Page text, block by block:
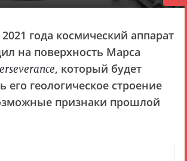
года космический аппарат
на поверхность Марса
, который будет
его геологическое строение
признаки прошлой